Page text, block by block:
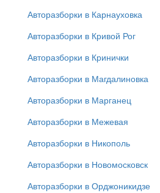
Авторазборки в Карнауховка
Авторазборки в Кривой Рог
Авторазборки в Кринички
Авторазборки в Магдалиновка
Авторазборки в Марганец
Авторазборки в Межевая
Авторазборки в Никополь
Авторазборки в Новомосковск
Авторазборки в Орджоникидзе